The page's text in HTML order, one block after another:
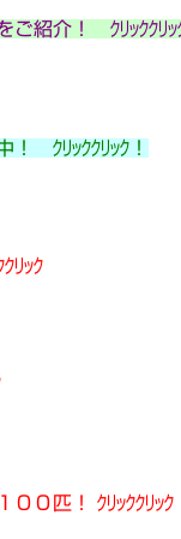
ご紹介！ ｸﾘｯｸｸﾘｯ
！ ｸﾘｯｸｸﾘｯｸ！
ﾘｯｸ
００匹！ ｸﾘｯｸｸﾘｯｸ